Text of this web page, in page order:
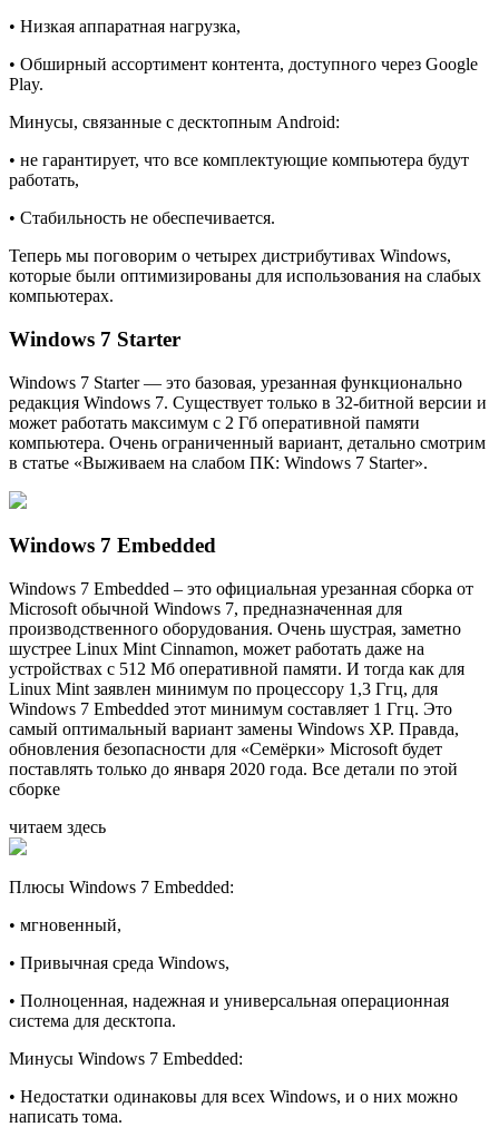
• Низкая аппаратная нагрузка,
• Обширный ассортимент контента, доступного через Google
Play.
Минусы, связанные с десктопным Android:
• не гарантирует, что все комплектующие компьютера будут
работать,
• Стабильность не обеспечивается.
Теперь мы поговорим о четырех дистрибутивах Windows,
которые были оптимизированы для использования на слабых
компьютерах.
Windows 7 Starter
Windows 7 Starter — это базовая, урезанная функционально
редакция Windows 7. Существует только в 32-битной версии и
может работать максимум с 2 Гб оперативной памяти
компьютера. Очень ограниченный вариант, детально смотрим
в статье «Выживаем на слабом ПК: Windows 7 Starter».
Windows 7 Embedded
Windows 7 Embedded – это официальная урезанная сборка от
Microsoft обычной Windows 7, предназначенная для
производственного оборудования. Очень шустрая, заметно
шустрее Linux Mint Cinnamon, может работать даже на
устройствах с 512 Мб оперативной памяти. И тогда как для
Linux Mint заявлен минимум по процессору 1,3 Ггц, для
Windows 7 Embedded этот минимум составляет 1 Ггц. Это
самый оптимальный вариант замены Windows XP. Правда,
обновления безопасности для «Семёрки» Microsoft будет
поставлять только до января 2020 года. Все детали по этой
сборке
читаем здесь
Плюсы Windows 7 Embedded:
• мгновенный,
• Привычная среда Windows,
• Полноценная, надежная и универсальная операционная
система для десктопа.
Минусы Windows 7 Embedded:
• Недостатки одинаковы для всех Windows, и о них можно
написать тома.